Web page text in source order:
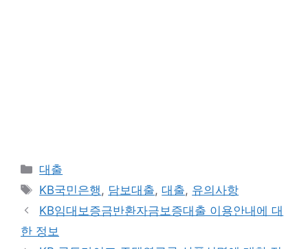
카
테
리
대출
태
그
KB국민은행, 담보대출,대출, 유의사항
KB임대보증금반환자금보증대출 이용안내에 대
한 정보